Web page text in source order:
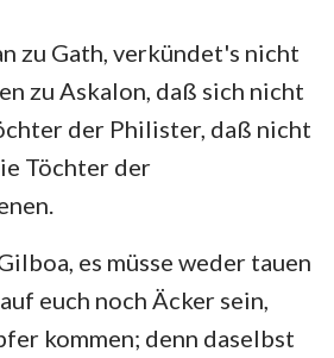
zu Gath, verkündet's nicht
zu Askalon, daß sich nicht
der Philister, daß nicht
Töchter der
es müsse weder tauen
euch noch Äcker sein,
kommen; denn daselbst